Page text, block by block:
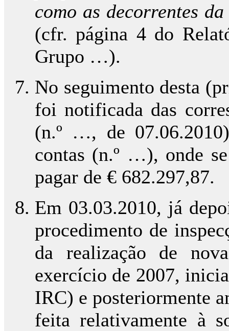
como as decorrentes
(cfr. página 4 do
Grupo …).
No seguimento desta
foi notificada das
(n.º …, de
contas (n.º …), onde
pagar de € 682.297,87.
Em 03.03.2010, já
procedimento de
da realização de
exercício de 2007,
IRC) e posteriormente
feita relativamente à